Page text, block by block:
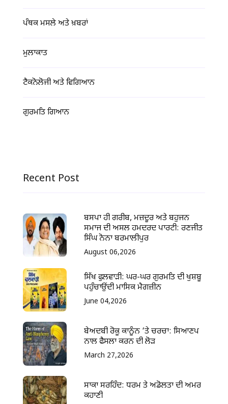
ਪੰਥਕ ਮਸਲੇ ਅਤੇ ਖ਼ਬਰਾਂ
ਮੁਲਾਕਾਤ
ਟੈਕਨੋਲੋਜੀ ਅਤੇ ਵਿਗਿਆਨ
ਗੁਰਮਤਿ ਗਿਆਨ
Recent Post
ਬਸਪਾ ਹੀ ਗਰੀਬ, ਮਜ਼ਦੂਰ ਅਤੇ ਬਹੁਜਨ
ਸਮਾਜ ਦੀ ਅਸਲ ਹਮਦਰਦ ਪਾਰਟੀ: ਰਣਜੀਤ
ਸਿੰਘ ਨੋਨਾ ਬਰਮਾਲੀਪੁਰ
August 06,2026
ਸਿੱਖ ਫੁਲਵਾੜੀ: ਘਰ-ਘਰ ਗੁਰਮਤਿ ਦੀ ਖੁਸ਼ਬੂ
ਪਹੁੰਚਾਉਂਦੀ ਮਾਸਿਕ ਮੈਗਜ਼ੀਨ
June 04,2026
ਬੇਅਦਬੀ ਰੋਕੂ ਕਾਨੂੰਨ ‘ਤੇ ਚਰਚਾ: ਸਿਆਣਪ
ਨਾਲ ਫੈਸਲਾ ਕਰਨ ਦੀ ਲੋੜ
March 27,2026
ਸਾਕਾ ਸਰਹਿੰਦ: ਧਰਮ ਤੇ ਅਡੋਲਤਾ ਦੀ ਅਮਰ
ਕਹਾਣੀ